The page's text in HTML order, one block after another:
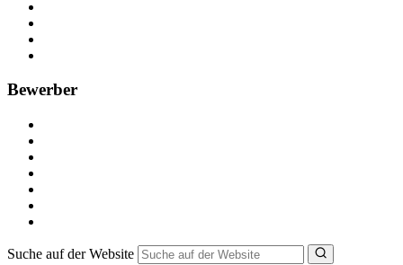
Bewerber
Suche auf der Website